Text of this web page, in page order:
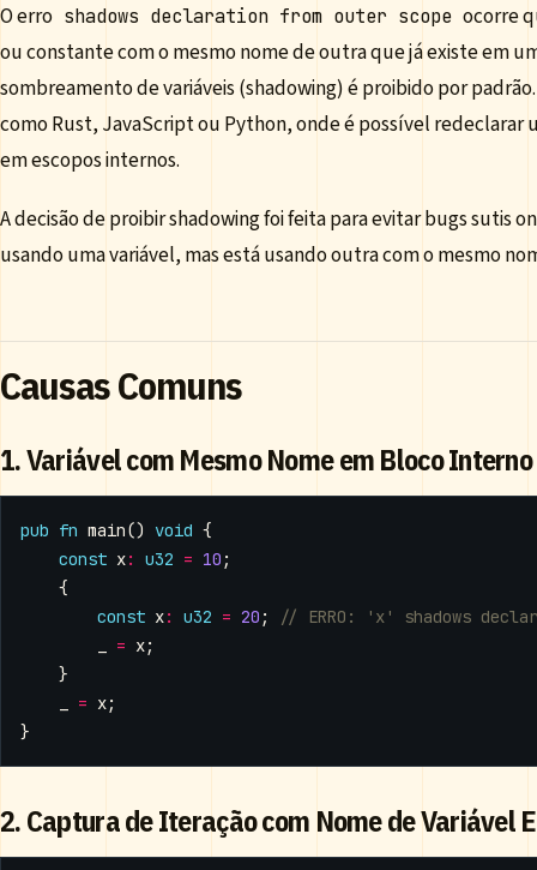
O erro shadows declaration from outer scope ocorre
ou constante com o mesmo nome de outra que já existe em
sombreamento de variáveis (shadowing) é proibido por
como Rust, JavaScript ou Python, onde é possível redeclarar
em escopos internos.
A decisão de proibir shadowing foi feita para evitar bugs sutis
usando uma variável, mas está usando outra com o mesmo
Causas Comuns
1. Variável com Mesmo Nome em Bloco Interno
pub fn main() void {
const x: u32 = 10 ;
{
const x: u32 = 20 ;
= x;
}
= x;
}
2. Captura de Iteração com Nome de Variável